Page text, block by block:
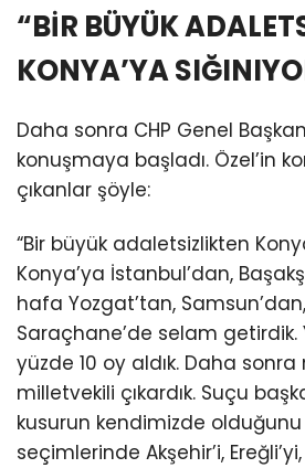
“BİR BÜYÜK
KONYA’YA
Daha sonra CHP Genel
konuşmaya başladı. Özel’in
çıkanlar şöyle:
“Bir büyük adaletsizlikten
Konya’ya İstanbul’dan,
hafa Yozgat’tan,
Saraçhane’de selam getirdik.
yüzde 10 oy aldık. Daha
milletvekili çıkardık. Suçu
kusurun kendimizde olduğunu
seçimlerinde Akşehir’i,